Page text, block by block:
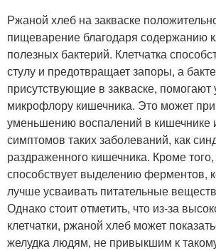
Ржаной хлеб на закваске
пищеварение благодаря содержанию
полезных бактерий. Клетчатка
стулу и предотвращает запоры, а
присутствующие в закваске, помогают
микрофлору кишечника. Это может
уменьшению воспалений в кишечнике
симптомов таких заболеваний, как
раздраженного кишечника. Кроме того,
способствует выделению ферментов,
лучше усваивать питательные
Однако стоит отметить, что из-за
клетчатки, ржаной хлеб может
желудка людям, не привыкшим к